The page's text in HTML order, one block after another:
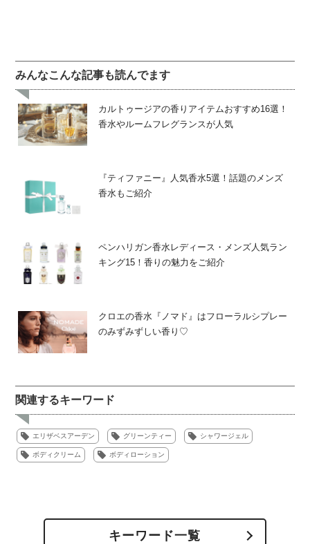
みんなこんな記事も読んでます
カルトゥージアの香りアイテムおすすめ16選！
香水やルームフレグランスが人気
『ティファニー』人気香水5選！話題のメンズ
香水もご紹介
ペンハリガン香水レディース・メンズ人気ラン
キング15！香りの魅力をご紹介
クロエの香水『ノマド』はフローラルシプレー
のみずみずしい香り♡
関連するキーワード
エリザベスアーデン グリーンティー シャワージェル
ボディクリーム ボディローション
キーワード一覧